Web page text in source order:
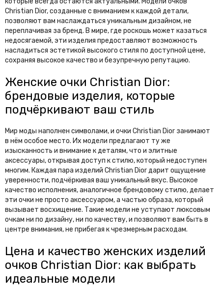
Christian Dior, созданные с вниманием к каждой детали,
позволяют вам наслаждаться уникальным дизайном, не
переплачивая за бренд. В мире, где роскошь может казаться
недосягаемой, эти изделия предоставляют возможность
насладиться эстетикой высокого стиля по доступной цене,
сохраняя высокое качество и безупречную репутацию.
Женские очки Christian Dior:
брендовые изделия, которые
подчёркивают ваш стиль
Мир моды наполнен символами, и очки Christian Dior занимают
в нём особое место. Их модели предлагают ту же
изысканность и внимание к деталям, что и элитные
аксессуары, открывая доступ к стилю, который недоступен
многим. Каждая пара изделий Christian Dior дарит ощущение
уверенности, подчёркивая ваш уникальный вкус. Высокое
качество исполнения, аналогичное брендовому стилю, делает
эти очки не просто аксессуаром, а частью образа, который
вызывает восхищение. Такие модели не уступают люксовым
очкам ни по дизайну, ни по качеству, и позволяют вам быть в
центре внимания, не прибегая к чрезмерным расходам.
Цена и качество женских изделий
очков Christian Dior: как выбрать
идеальные модели